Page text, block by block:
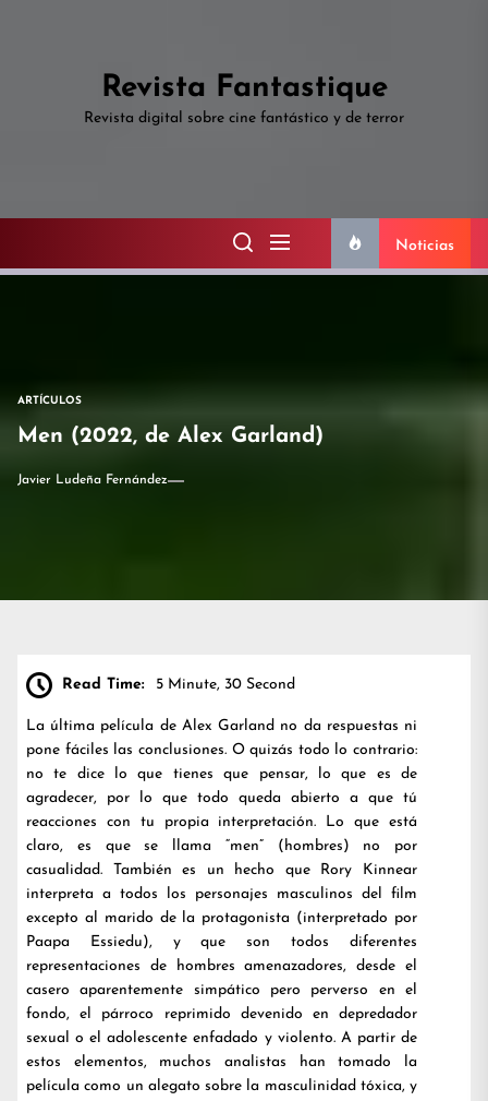
Revista Fantastique
Revista digital sobre cine fantástico y de terror
Noticias
ARTÍCULOS
Men (2022, de Alex Garland)
Javier Ludeña Fernández
Read Time: 5 Minute, 30 Second
La última película de Alex Garland no da respuestas ni
pone fáciles las conclusiones. O quizás todo lo contrario:
no te dice lo que tienes que pensar, lo que es de
agradecer, por lo que todo queda abierto a que tú
reacciones con tu propia interpretación. Lo que está
claro, es que se llama “men” (hombres) no por
casualidad. También es un hecho que Rory Kinnear
interpreta a todos los personajes masculinos del film
excepto al marido de la protagonista (interpretado por
Paapa Essiedu), y que son todos diferentes
representaciones de hombres amenazadores, desde el
casero aparentemente simpático pero perverso en el
fondo, el párroco reprimido devenido en depredador
sexual o el adolescente enfadado y violento. A partir de
estos elementos, muchos analistas han tomado la
película como un alegato sobre la masculinidad tóxica, y